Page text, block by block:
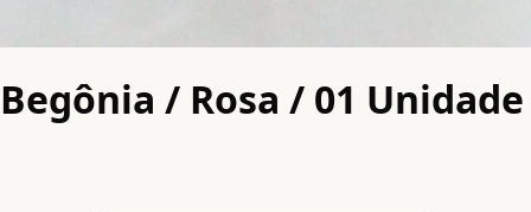
Begônia / Rosa / 01 Unidade